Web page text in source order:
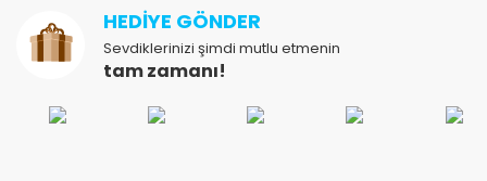
HEDİYE GÖNDER
Sevdiklerinizi şimdi mutlu etmenin
tam zamanı!